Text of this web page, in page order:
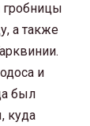
гробницы
а также
и
был
куда